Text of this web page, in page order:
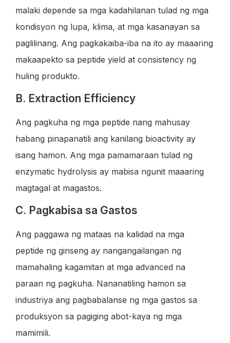
malaki depende sa mga kadahilanan tulad ng mga
kondisyon ng lupa, klima, at mga kasanayan sa
paglilinang. Ang pagkakaiba-iba na ito ay maaaring
makaapekto sa peptide yield at consistency ng
huling produkto.
B. Extraction Efficiency
Ang pagkuha ng mga peptide nang mahusay
habang pinapanatili ang kanilang bioactivity ay
isang hamon. Ang mga pamamaraan tulad ng
enzymatic hydrolysis ay mabisa ngunit maaaring
magtagal at magastos.
C. Pagkabisa sa Gastos
Ang paggawa ng mataas na kalidad na mga
peptide ng ginseng ay nangangailangan ng
mamahaling kagamitan at mga advanced na
paraan ng pagkuha. Nananatiling hamon sa
industriya ang pagbabalanse ng mga gastos sa
produksyon sa pagiging abot-kaya ng mga
mamimili.